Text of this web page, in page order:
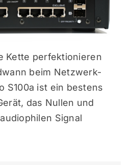
Kette perfektionieren
beim Netzwerk-
S100a ist ein bestens
das Nullen und
Signal